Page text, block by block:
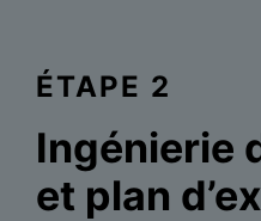
ÉTAPE 2
Ingénierie
et plan